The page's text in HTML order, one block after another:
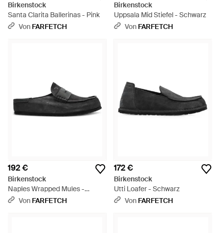
Birkenstock
Santa Clarita Ballerinas - Pink
Von FARFETCH
Birkenstock
Uppsala Mid Stiefel - Schwarz
Von FARFETCH
192 €
Birkenstock
Naples Wrapped Mules -
Schwarz
Von FARFETCH
172 €
Birkenstock
Utti Loafer - Schwarz
Von FARFETCH